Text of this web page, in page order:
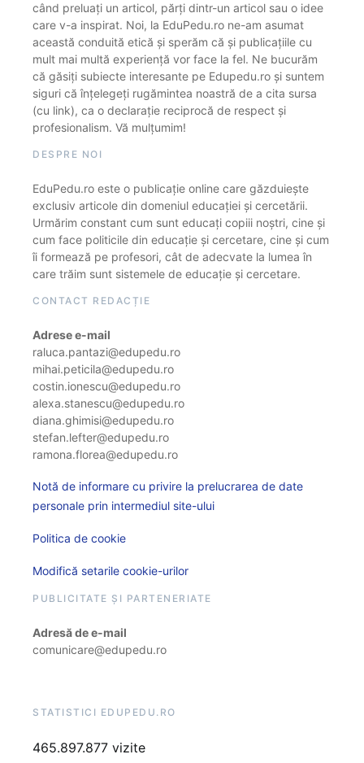
când preluați un articol, părți dintr-un articol sau o idee
care v-a inspirat. Noi, la EduPedu.ro ne-am asumat
această conduită etică și sperăm că și publicațiile cu
mult mai multă experiență vor face la fel. Ne bucurăm
că găsiți subiecte interesante pe Edupedu.ro și suntem
siguri că înțelegeți rugămintea noastră de a cita sursa
(cu link), ca o declarație reciprocă de respect și
profesionalism. Vă mulțumim!
DESPRE NOI
EduPedu.ro este o publicație online care găzduiește
exclusiv articole din domeniul educației și cercetării.
Urmărim constant cum sunt educați copiii noștri, cine și
cum face politicile din educație și cercetare, cine și cum
îi formează pe profesori, cât de adecvate la lumea în
care trăim sunt sistemele de educație și cercetare.
CONTACT REDACȚIE
Adrese e-mail
raluca.pantazi@edupedu.ro
mihai.peticila@edupedu.ro
costin.ionescu@edupedu.ro
alexa.stanescu@edupedu.ro
diana.ghimisi@edupedu.ro
stefan.lefter@edupedu.ro
ramona.florea@edupedu.ro
Notă de informare cu privire la prelucrarea de date
personale prin intermediul site-ului
Politica de cookie
Modifică setarile cookie-urilor
PUBLICITATE ȘI PARTENERIATE
Adresă de e-mail
comunicare@edupedu.ro
STATISTICI EDUPEDU.RO
465.897.877 vizite